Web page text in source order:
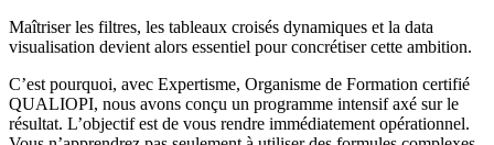
Maîtriser les filtres, les tableaux croisés dynamiques et la data
visualisation devient alors essentiel pour concrétiser cette ambition.
C’est pourquoi, avec Expertisme, Organisme de Formation certifié
QUALIOPI, nous avons conçu un programme intensif axé sur le
résultat. L’objectif est de vous rendre immédiatement opérationnel.